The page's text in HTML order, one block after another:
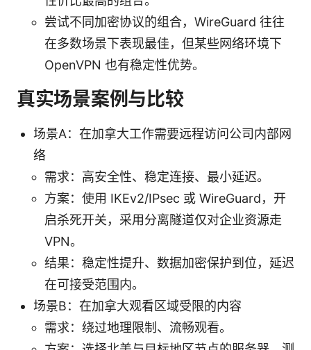
尝试不同加密协议的组合，WireGuard 往往
在多数场景下表现最佳，但某些网络环境下
OpenVPN 也有稳定性优势。
真实场景案例与比较
场景A：在加拿大工作需要远程访问公司内部网
络
需求：高安全性、稳定连接、最小延迟。
方案：使用 IKEv2/IPsec 或 WireGuard，开
启杀死开关，采用分离隧道仅对企业资源走
VPN。
结果：稳定性提升、数据加密保护到位，延迟
在可接受范围内。
场景B：在加拿大观看区域受限的内容
需求：绕过地理限制、流畅观看。